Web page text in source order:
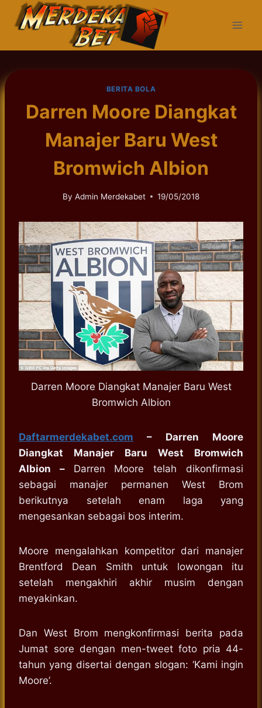
BERITA BOLA
Darren Moore Diangkat
Manajer Baru West
Bromwich Albion
By Admin Merdekabet 19/05/2018
Darren Moore Diangkat Manajer Baru West
Bromwich Albion
Daftarmerdekabet.com – Darren Moore
Diangkat Manajer Baru West Bromwich
Albion – Darren Moore telah dikonfirmasi
sebagai manajer permanen West Brom
berikutnya setelah enam laga yang
mengesankan sebagai bos interim.
Moore mengalahkan kompetitor dari manajer
Brentford Dean Smith untuk lowongan itu
setelah mengakhiri akhir musim dengan
meyakinkan.
Dan West Brom mengkonfirmasi berita pada
Jumat sore dengan men-tweet foto pria 44-
tahun yang disertai dengan slogan: ‘Kami ingin
Moore’.